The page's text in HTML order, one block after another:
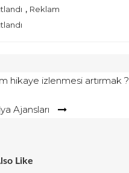
, Reklam
hikaye izlenmesi artırmak ?
Ajansları
Like